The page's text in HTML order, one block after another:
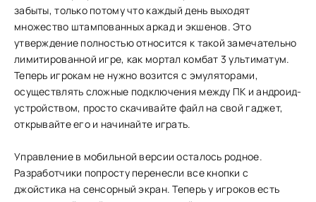
забыты, только потому что каждый день выходят
множество штампованных аркад и экшенов. Это
утверждение полностью относится к такой замечательно
лимитированной игре, как мортал комбат 3 ультиматум.
Теперь игрокам не нужно возится с эмуляторами,
осуществлять сложные подключения между ПК и андроид-
устройством, просто скачивайте файл на свой гаджет,
открывайте его и начинайте играть.
Управление в мобильной версии осталось родное.
Разработчики попросту перенесли все кнопки с
джойстика на сенсорный экран. Теперь у игроков есть